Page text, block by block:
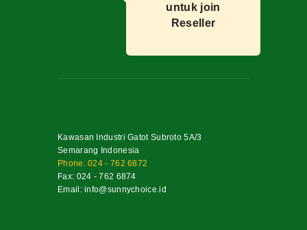
untuk join
Reseller
Kawasan Industri Gatot Subroto 5A/3
Semarang Indonesia
Phone: 024 - 762 6872
Fax: 024 - 762 6874
Email: info@sunnychoice.id